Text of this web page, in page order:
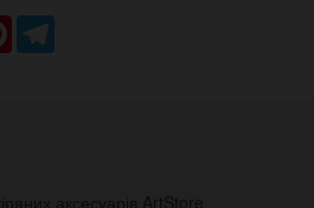
Pinterest